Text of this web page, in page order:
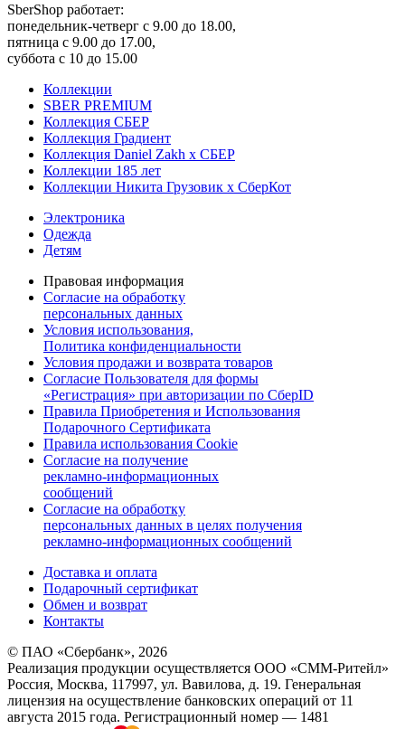
SberShop работает:
понедельник-четверг с 9.00 до 18.00,
пятница с 9.00 до 17.00,
суббота с 10 до 15.00
Коллекции
SBER PREMIUM
Коллекция СБЕР
Коллекция Градиент
Коллекция Daniel Zakh x СБЕР
Коллекции 185 лет
Коллекции Никита Грузовик х СберКот
Электроника
Одежда
Детям
Правовая информация
Согласие на обработку
персональных данных
Условия использования,
Политика конфиденциальности
Условия продажи и возврата товаров
Согласие Пользователя для формы
«Регистрация» при авторизации по СберID
Правила Приобретения и Использования
Подарочного Сертификата
Правила использования Cookie
Согласие на получение
рекламно-информационных
сообщений
Согласие на обработку
персональных данных в целях получения
рекламно-информационных сообщений
Доставка и оплата
Подарочный сертификат
Обмен и возврат
Контакты
© ПАО «Сбербанк», 2026
Реализация продукции осуществляется ООО «СММ-Ритейл»
Россия, Москва, 117997, ул. Вавилова, д. 19. Генеральная
лицензия на осуществление банковских операций от 11
августа 2015 года. Регистрационный номер — 1481